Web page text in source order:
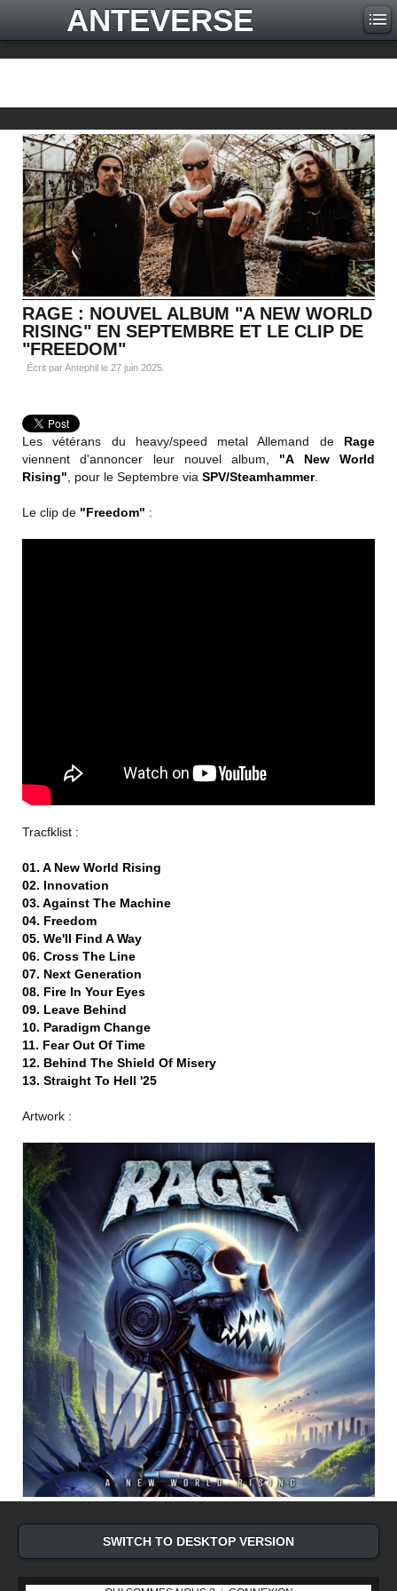
ANTEVERSE
RAGE : NOUVEL ALBUM "A NEW WORLD
RISING" EN SEPTEMBRE ET LE CLIP DE
"FREEDOM"
Écrit par Antephil le 27 juin 2025
Les vétérans du heavy/speed metal Allemand deRage
viennent d'annoncer leur nouvel album, "A New World
Rising", pour le Septembre via SPV/Steamhammer.
Le clip de "Freedom" :
Tracfklist :
01. A New World Rising
02. Innovation
03. Against The Machine
04. Freedom
05. We'll Find A Way
06. Cross The Line
07. Next Generation
08. Fire In Your Eyes
09. Leave Behind
10. Paradigm Change
11. Fear Out Of Time
12. Behind The Shield Of Misery
13. Straight To Hell '25
Artwork :
SWITCH TO DESKTOP VERSION